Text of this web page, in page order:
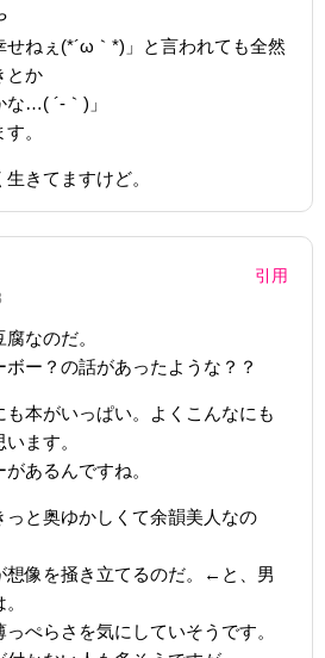
せねぇ(*´ω｀*)」と言われても全然
とか
な…( ´-｀)」
。
きてますけど。
引用
なのだ。
ー？の話があったような？？
本がいっぱい。よくこんなにも
ます。
あるんですね。
っと奥ゆかしくて余韻美人なの
想像を掻き立てるのだ。←と、男
ぺらさを気にしていそうです。